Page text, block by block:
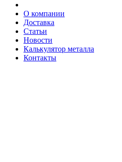
О компании
Доставка
Статьи
Новости
Калькулятор металла
Контакты